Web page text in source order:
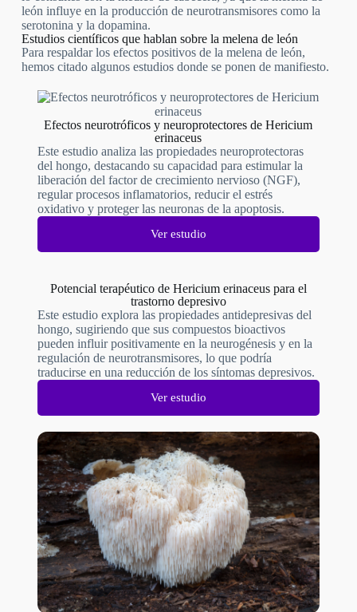
león influye en la producción de neurotransmisores como la
serotonina y la dopamina.
Estudios científicos que hablan sobre la melena de león
Para respaldar los efectos positivos de la melena de león,
hemos citado algunos estudios donde se ponen de manifiesto.
Efectos neurotróficos y neuroprotectores de Hericium
erinaceus
Este estudio analiza las propiedades neuroprotectoras
del hongo, destacando su capacidad para estimular la
liberación del factor de crecimiento nervioso (NGF),
regular procesos inflamatorios, reducir el estrés
oxidativo y proteger las neuronas de la apoptosis.
Ver estudio
Potencial terapéutico de Hericium erinaceus para el
trastorno depresivo
Este estudio explora las propiedades antidepresivas del
hongo, sugiriendo que sus compuestos bioactivos
pueden influir positivamente en la neurogénesis y en la
regulación de neurotransmisores, lo que podría
traducirse en una reducción de los síntomas depresivos.
Ver estudio